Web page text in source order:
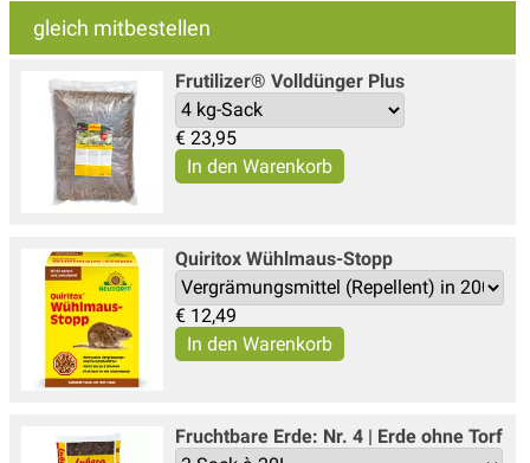
gleich mitbestellen
Frutilizer® Volldünger Plus
€ 23,95
Quiritox Wühlmaus-Stopp
€ 12,49
Fruchtbare Erde: Nr. 4 | Erde ohne Torf